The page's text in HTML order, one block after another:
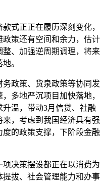
正正在履历深刻变化，
策还有空间和余力，估计
、加强逆周期调理，将来
。
政策、货泉政策等协同发
多地严沉项目加快落地，
温，带动3月信贷、社融
，考虑到我国经济具有强
的政策支撑，下阶段金融
决策摆设都正在以消费为
拔、社会管理能力和办事